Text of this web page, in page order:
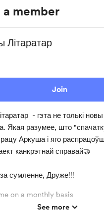
a member
Літаратар
Join
- гэта не толькі
Якая разумее, што
Аркуша і яго
канкрэтнай справай🤝
сумленне, Друже!!!
on a monthly basis
posts and messages
See more